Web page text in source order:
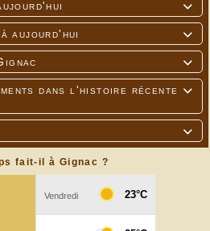


aujourd'hui


dans l'histoire récente

fait-il à Gignac ?